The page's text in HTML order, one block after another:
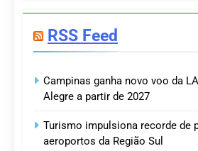
RSS Feed
Campinas ganha novo voo da
Alegre a partir de 2027
Turismo impulsiona recorde de
aeroportos da Região Sul